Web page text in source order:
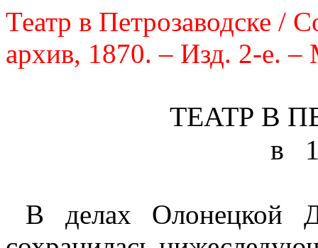
Театр в Петрозаводске
архив, 1870. – Изд. 2-е.
ТЕАТР В
в
В делах Олонецкой